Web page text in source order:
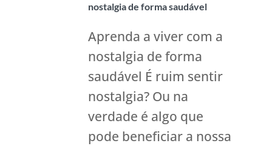
nostalgia de forma saudável
Aprenda a viver com a
nostalgia de forma
saudável É ruim sentir
nostalgia? Ou na
verdade é algo que
pode beneficiar a nossa